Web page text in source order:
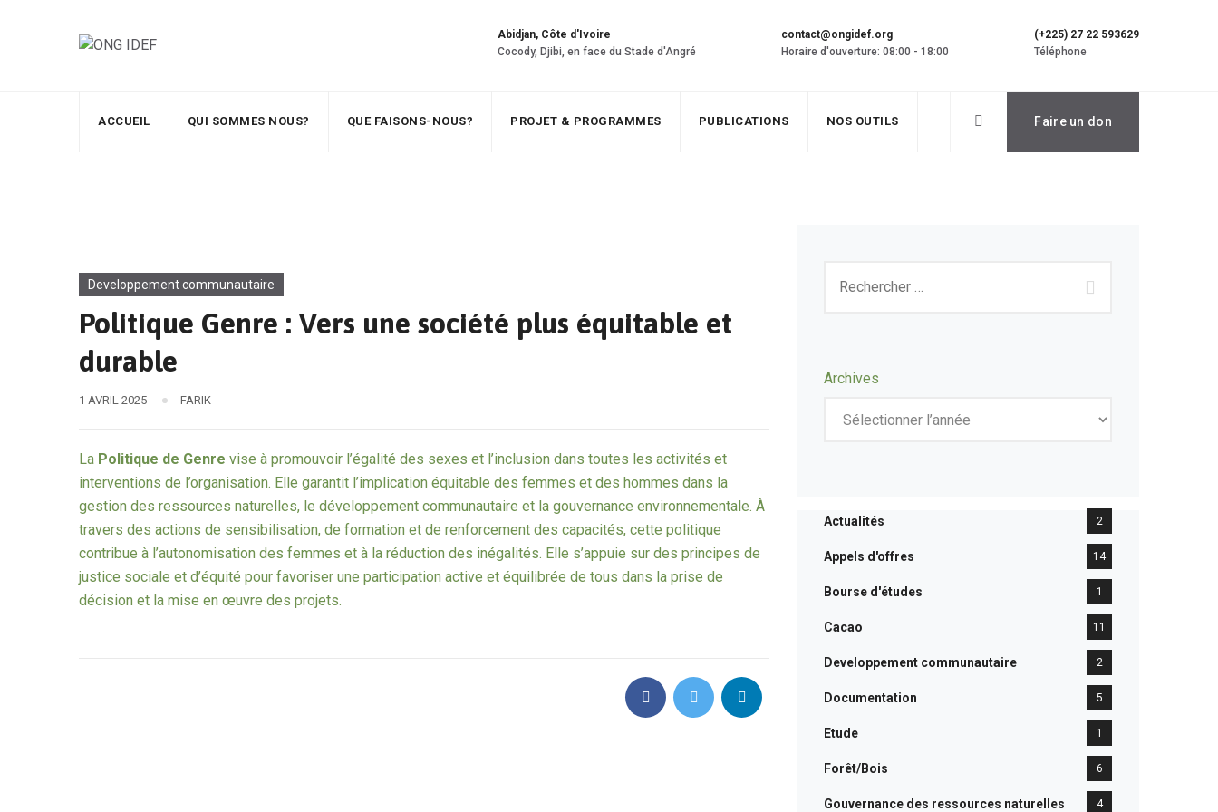
Abidjan, Côte d'Ivoire
Cocody, Djibi, en face du Stade d'Angré
contact@ongidef.org
Horaire d'ouverture: 08:00 - 18:00
(+225) 27 22 593629
Téléphone
ACCUEIL QUI SOMMES NOUS? QUE FAISONS-NOUS? PROJET & PROGRAMMES PUBLICATIONS NOS OUTILS Faire un don
Developpement communautaire
Politique Genre : Vers une société plus équitable et
durable
1 AVRIL 2025 FARIK
La Politique de Genre vise à promouvoir l’égalité des sexes et l’inclusion dans toutes les activités et
interventions de l’organisation. Elle garantit l’implication équitable des femmes et des hommes dans la
gestion des ressources naturelles, le développement communautaire et la gouvernance environnementale. À
travers des actions de sensibilisation, de formation et de renforcement des capacités, cette politique
contribue à l’autonomisation des femmes et à la réduction des inégalités. Elle s’appuie sur des principes de
justice sociale et d’équité pour favoriser une participation active et équilibrée de tous dans la prise de
décision et la mise en œuvre des projets.
Archives
Actualités 2
Appels d'offres 14
Bourse d'études 1
Cacao 11
Developpement communautaire 2
Documentation 5
Etude 1
Forêt/Bois 6
Gouvernance des ressources naturelles 4